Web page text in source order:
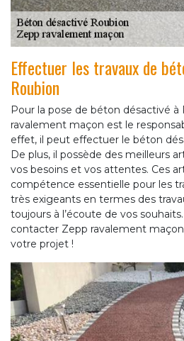
Effectuer les travaux de
Roubion
Pour la pose de béton désactivé à
ravalement maçon est le
effet, il peut effectuer le béton
De plus, il possède des meilleurs
vos besoins et vos attentes. Ces
compétence essentielle pour les
très exigeants en termes des
toujours à l’écoute de vos
contacter Zepp ravalement
votre projet !